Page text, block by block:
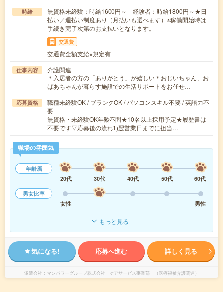
時給
無資格未経験：時給1600円～ 経験者：時給1800円～★日
払い／週払い制度あり（月払いも選べます）※稼働開始時は
手続き完了次第のお支払いとなります。
交通費
交通費全額支給※規定有
仕事内容
介護関連
＊入居者の方の「ありがとう」が嬉しい＊おじいちゃん、お
ばあちゃんが暮らす施設での生活サポートをお任せ…
応募資格
職種未経験OK / ブランクOK / パソコンスキル不要 / 英語力不
要
無資格・未経験OK年齢不問★10名以上採用予定★履歴書は
不要です▽応募後の流れ1)翌営業日までに担当…
職場の雰囲気
年齢層
20代
30代 40代 50代
60代
男女比率
女性
男性
もっと見る
気になる! 応募へ進む 詳しく見る
派遣会社 マンパワーグループ株式会社 ケアサービス事業部 （医療福祉介護関連）